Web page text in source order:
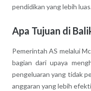
pendidikan yang lebih luas.
Apa Tujuan di
Pemerintah AS melalui
bagian dari upaya
pengeluaran yang tidak
anggaran yang lebih